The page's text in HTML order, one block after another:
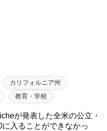
カリフォルニア州
教育・学校
が発表した全米の公立・
入ることができなかっ